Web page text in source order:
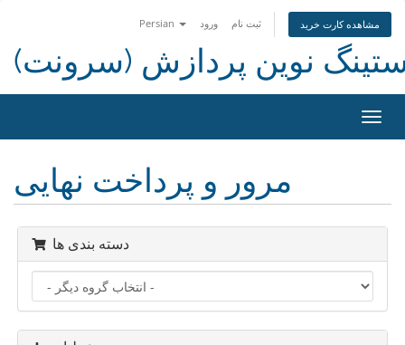
Persian ورود ثبت نام مشاهده کارت خرید
نوین پردازش (سرونت)
تغییر
مرور و پرداخت نهایی
دسته بندی ها